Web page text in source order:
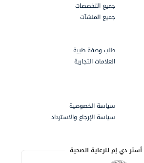
جميع التخصصات
جميع المنشآت
طلب وصفة طبية
العلامات التجارية
سياسة الخصوصية
سياسة الإرجاع والاسترداد
دي إم للرعاية الصحية